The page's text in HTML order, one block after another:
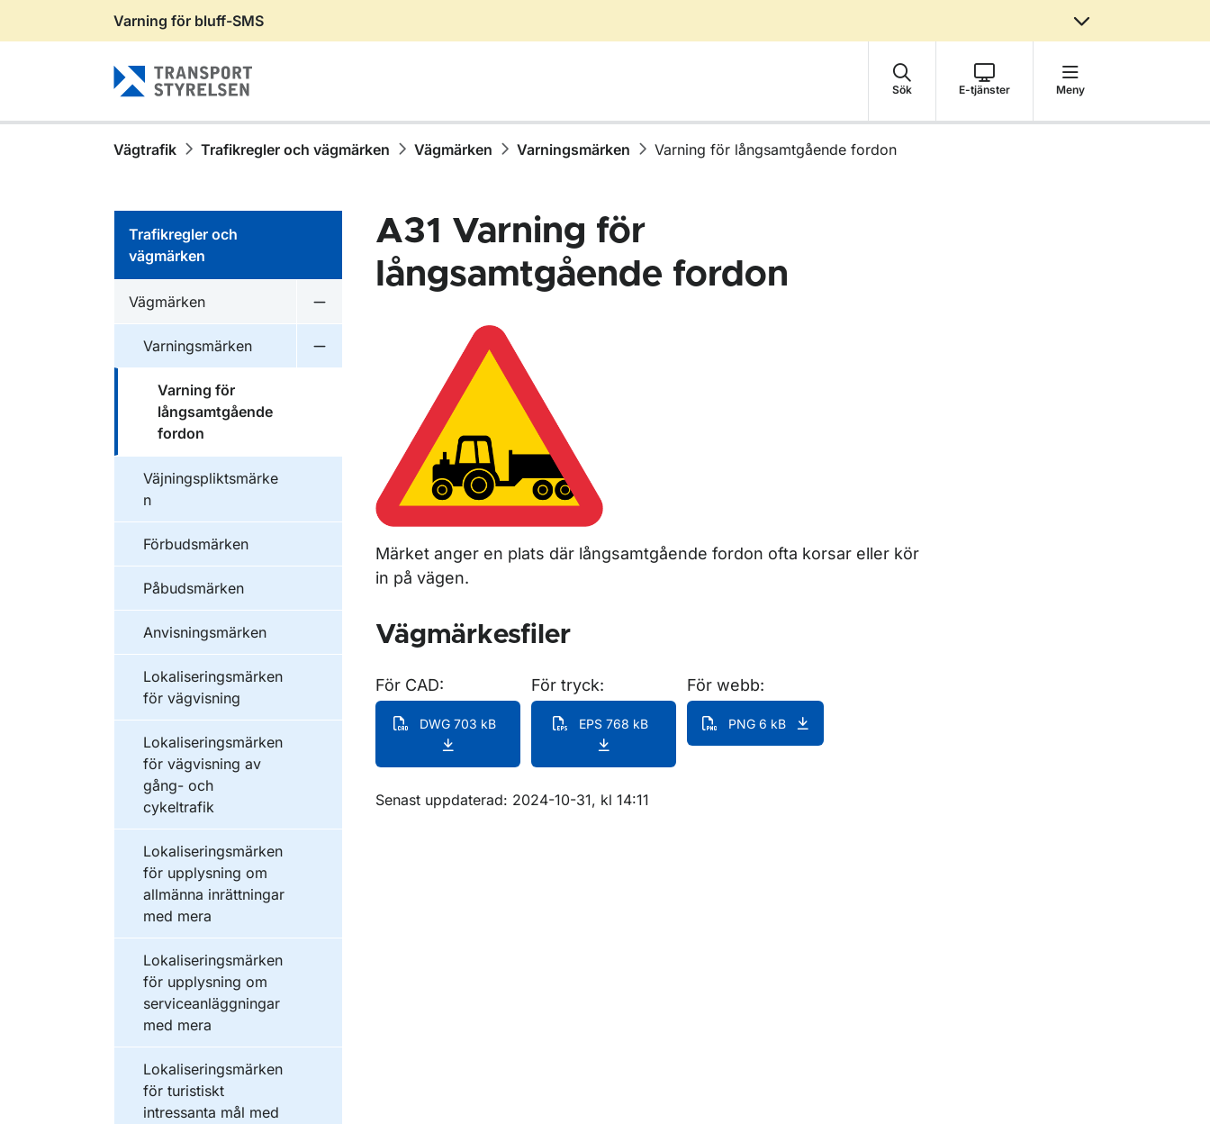
Gå till sidans innehåll
Varning för bluff-SMS
Sök E-tjänster Meny
Vägtrafik Trafikregler och vägmärken Vägmärken Varningsmärken Varning för långsamtgående fordon
Trafikregler och
vägmärken
Vägmärken
Varningsmärken
Undermeny för Varningsmärken
Varning för
långsamtgående
fordon
Väjningspliktsmärke
n
Förbudsmärken
Påbudsmärken
Anvisningsmärken
Lokaliseringsmärken
för vägvisning
Lokaliseringsmärken
för vägvisning av
gång- och
cykeltrafik
Lokaliseringsmärken
för upplysning om
allmänna inrättningar
med mera
Lokaliseringsmärken
för upplysning om
serviceanläggningar
med mera
Lokaliseringsmärken
för turistiskt
intressanta mål med
A31 Varning för
långsamtgående fordon
Märket anger en plats där långsamtgående fordon ofta korsar eller kör
in på vägen.
Vägmärkesfiler
För CAD:
DWG 703 kB
För tryck:
EPS 768 kB
För webb:
PNG 6 kB
Om sidan
Senast uppdaterad: 2024-10-31, kl 14:11